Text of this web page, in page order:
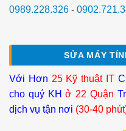
0989.228.326 -
SỬA MÁY
Với Hơn 25 Kỹ thuật IT
cho quý KHở 22 Quận
dịch vụ tận nơi (30-40